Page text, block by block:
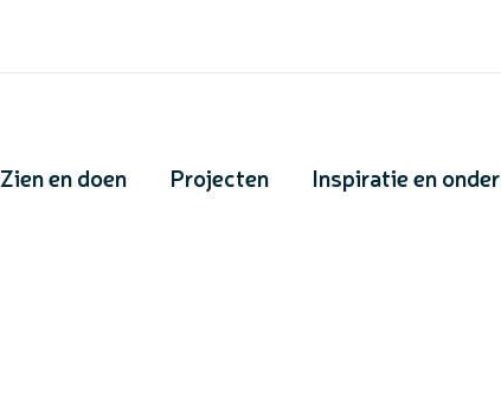
Zien en doen Projecten Inspiratie en